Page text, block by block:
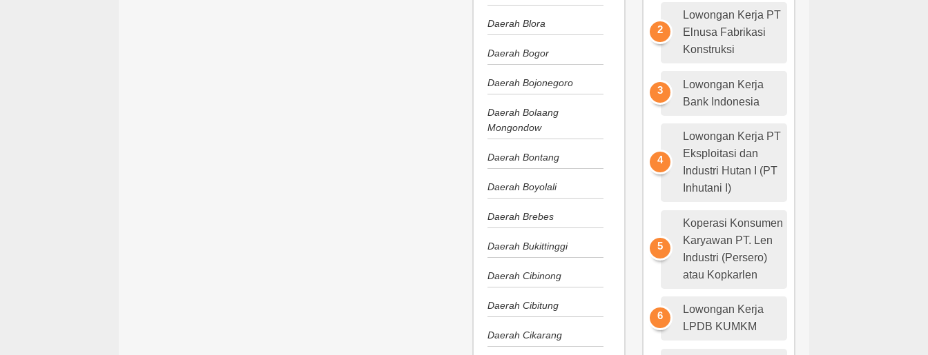
Daerah Blora
Daerah Bogor
Daerah Bojonegoro
Daerah Bolaang
Mongondow
Daerah Bontang
Daerah Boyolali
Daerah Brebes
Daerah Bukittinggi
Daerah Cibinong
Daerah Cibitung
Daerah Cikarang
Lowongan Kerja PT
Elnusa Fabrikasi
Konstruksi
Lowongan Kerja
Bank Indonesia
Lowongan Kerja PT
Eksploitasi dan
Industri Hutan I (PT
Inhutani I)
Koperasi Konsumen
Karyawan PT. Len
Industri (Persero)
atau Kopkarlen
Lowongan Kerja
LPDB KUMKM